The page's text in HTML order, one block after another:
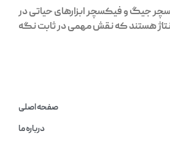
جیگ و فیکسچر ابزارهای حیاتی در
هستند که نقش مهمی در ثابت نگه
صفحه اصلی
درباره ما